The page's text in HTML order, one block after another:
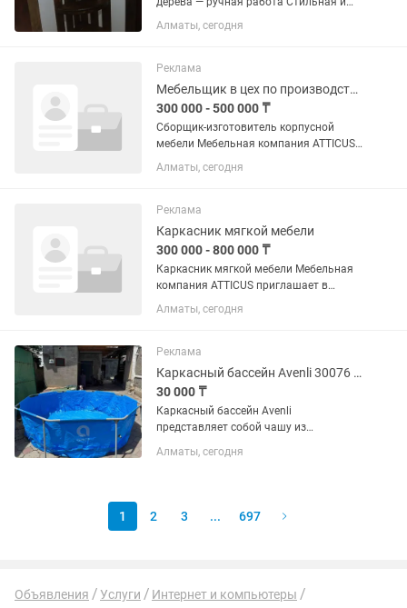
практичная угловая полка из массива
дерева в оригинальном дизайне.
гостиной, дачи или...
Алматы, сегодня
Реклама
Мебельщик в цех по производству корпусной мебели
300 000 - 500 000 ₸
Сборщик-изготовитель корпусной
мебели Мебельная компания ATTICUS
приглашает в команду сборщика-
изготовителя корпусной мебели.
корпусной мебели (кухни, шкафы,...
Алматы, сегодня
Реклама
Каркасник мягкой мебели
300 000 - 800 000 ₸
Каркасник мягкой мебели Мебельная
компания ATTICUS приглашает в
команду каркасника мягкой мебели.
Обязанности: Изготовление каркасов
чертежам и техническим...
Алматы, сегодня
Реклама
Каркасный бассейн Avenli 30076 см 4383 л
30 000 ₸
Каркасный бассейн Avenli
представляет собой чашу из
в прочный, жесткий, устойчивый
на даче во...
Алматы, сегодня
1 2 3 ... 697
Объявления Услуги
Интернет и компьютеры